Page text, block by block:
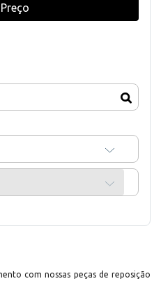
com nossas peças de reposição